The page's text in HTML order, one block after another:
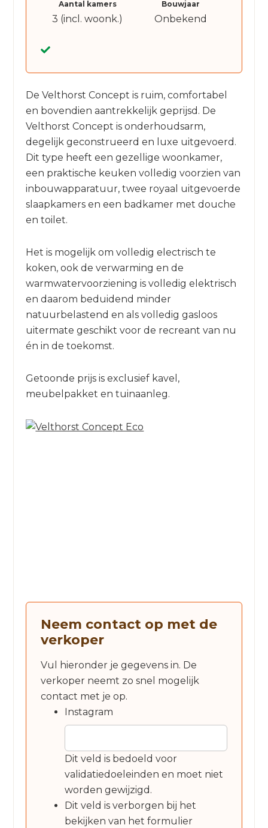
Aantal kamers
3 (incl. woonk.)
Bouwjaar
Onbekend
De Velthorst Concept is ruim, comfortabel
en bovendien aantrekkelijk geprijsd. De
Velthorst Concept is onderhoudsarm,
degelijk geconstrueerd en luxe uitgevoerd.
Dit type heeft een gezellige woonkamer,
een praktische keuken volledig voorzien van
inbouwapparatuur, twee royaal uitgevoerde
slaapkamers en een badkamer met douche
en toilet.
Het is mogelijk om volledig electrisch te
koken, ook de verwarming en de
warmwatervoorziening is volledig elektrisch
en daarom beduidend minder
natuurbelastend en als volledig gasloos
uitermate geschikt voor de recreant van nu
én in de toekomst.
Getoonde prijs is exclusief kavel,
meubelpakket en tuinaanleg.
Neem contact op met de
verkoper
Vul hieronder je gegevens in. De
verkoper neemt zo snel mogelijk
contact met je op.
Instagram
Dit veld is bedoeld voor
validatiedoeleinden en moet niet
worden gewijzigd.
Dit veld is verborgen bij het
bekijken van het formulier